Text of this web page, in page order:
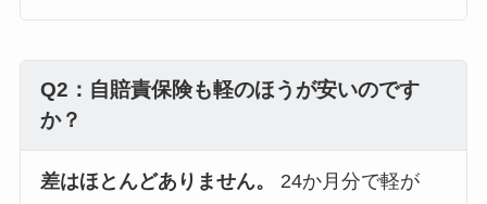
Q2：自賠責保険も軽のほうが安いのです
か？
差はほとんどありません。
24か月分で軽が